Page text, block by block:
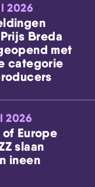
2026
Breda
met
categorie
2026
of Europe
slaan
ineen